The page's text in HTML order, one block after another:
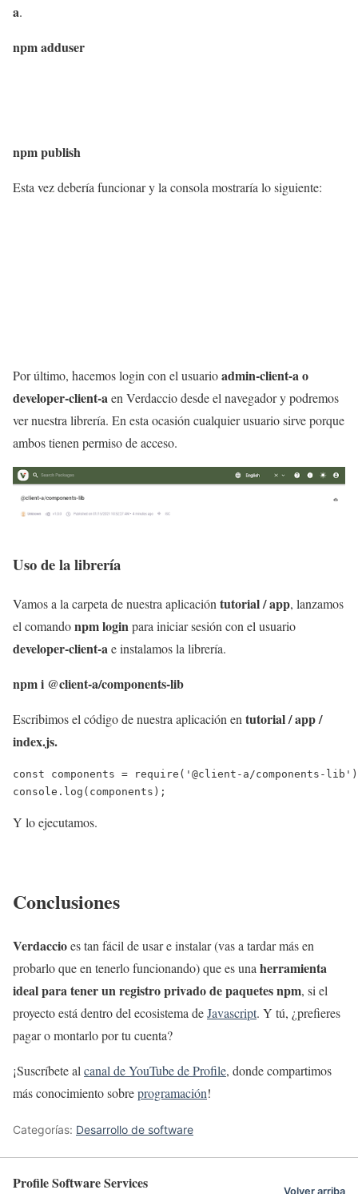
a.
npm adduser
npm publish
Esta vez debería funcionar y la consola mostraría lo siguiente:
Por último, hacemos login con el usuarioadmin-client-a o
developer-client-a en Verdaccio desde el navegador y podremos
ver nuestra librería. En esta ocasión cualquier usuario sirve porque
ambos tienen permiso de acceso.
Uso de la librería
Vamos a la carpeta de nuestra aplicación tutorial / app, lanzamos
el comandonpm loginpara iniciar sesión con el usuario
developer-client-ae instalamos la librería.
npm i @client-a/components-lib
Escribimos el código de nuestra aplicación en tutorial / app /
index.js.
const components = require('@client-a/components-
console.log(components);
Y lo ejecutamos.
Conclusiones
Verdaccioes tan fácil de usar e instalar (vas a tardar más en
probarlo que en tenerlo funcionando) que es una herramienta
ideal para tener un registro privado de paquetes npm, si el
proyecto está dentro del ecosistema deJavascript. Y tú, ¿prefieres
pagar o montarlo por tu cuenta?
¡Suscríbete al canal de YouTube de Profile, donde compartimos
más conocimiento sobreprogramación!
Categorías: Desarrollo de software
Profile Software Services Volver arriba